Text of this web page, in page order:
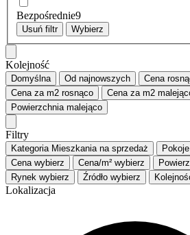
Bezpośrednie9
Usuń filtr Wybierz
Kolejność
Domyślna Od najnowszych Cena
Cena za m2 rosnąco Cena za m2
Powierzchnia malejąco
Filtry
Kategoria Mieszkania na sprzedaż Pokoje
Cena wybierz Cena/m² wybierz
Rynek wybierz Źródło wybierz
Lokalizacja